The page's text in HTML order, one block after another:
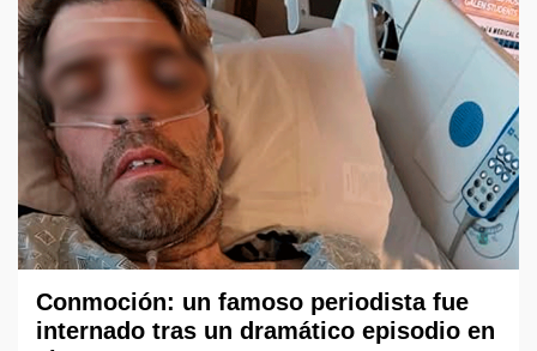
Conmoción: un famoso periodista fue
internado tras un dramático episodio en